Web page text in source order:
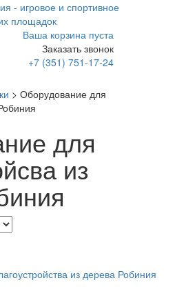
Ваша корзина пуста
Заказать звонок
+7 (351) 751-17-24
> Оборудование для
для
из
из дерева Робиния